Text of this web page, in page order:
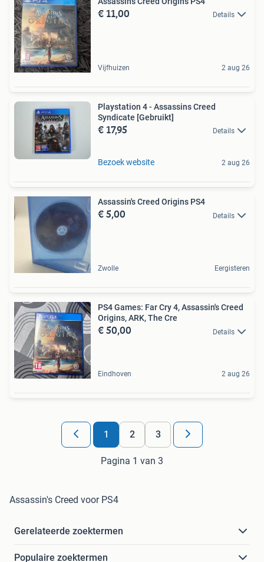
€ 11,00 Details
Vijfhuizen 2 aug 26
Playstation 4 - Assassins Creed
Syndicate [Gebruikt]
€ 17,95 Details
Bezoek website 2 aug 26
Assassin's Creed Origins PS4
€ 5,00 Details
Zwolle Eergisteren
PS4 Games: Far Cry 4, Assassin's Creed
Origins, ARK, The Cre
€ 50,00 Details
Eindhoven 2 aug 26
1 2 3
Pagina 1 van 3
Assassin's Creed voor PS4
Gerelateerde zoektermen
Populaire zoektermen